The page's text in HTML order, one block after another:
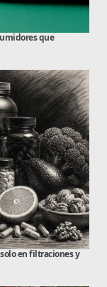
que
en filtraciones y